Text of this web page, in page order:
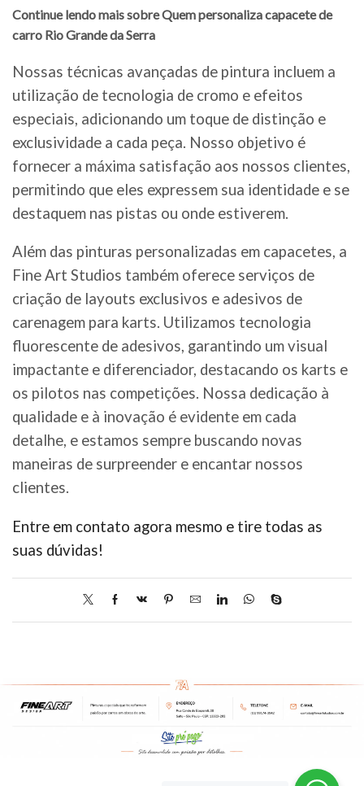
Continue lendo mais sobre Quem personaliza capacete de
carro Rio Grande da Serra
Nossas técnicas avançadas de pintura incluem a
utilização de tecnologia de cromo e efeitos
especiais, adicionando um toque de distinção e
exclusividade a cada peça. Nosso objetivo é
fornecer a máxima satisfação aos nossos clientes,
permitindo que eles expressem sua identidade e se
destaquem nas pistas ou onde estiverem.
Além das pinturas personalizadas em capacetes, a
Fine Art Studios também oferece serviços de
criação de layouts exclusivos e adesivos de
carenagem para karts. Utilizamos tecnologia
fluorescente de adesivos, garantindo um visual
impactante e diferenciador, destacando os karts e
os pilotos nas competições. Nossa dedicação à
qualidade e à inovação é evidente em cada
detalhe, e estamos sempre buscando novas
maneiras de surpreender e encantar nossos
clientes.
Entre em contato agora mesmo e tire todas as
suas dúvidas!